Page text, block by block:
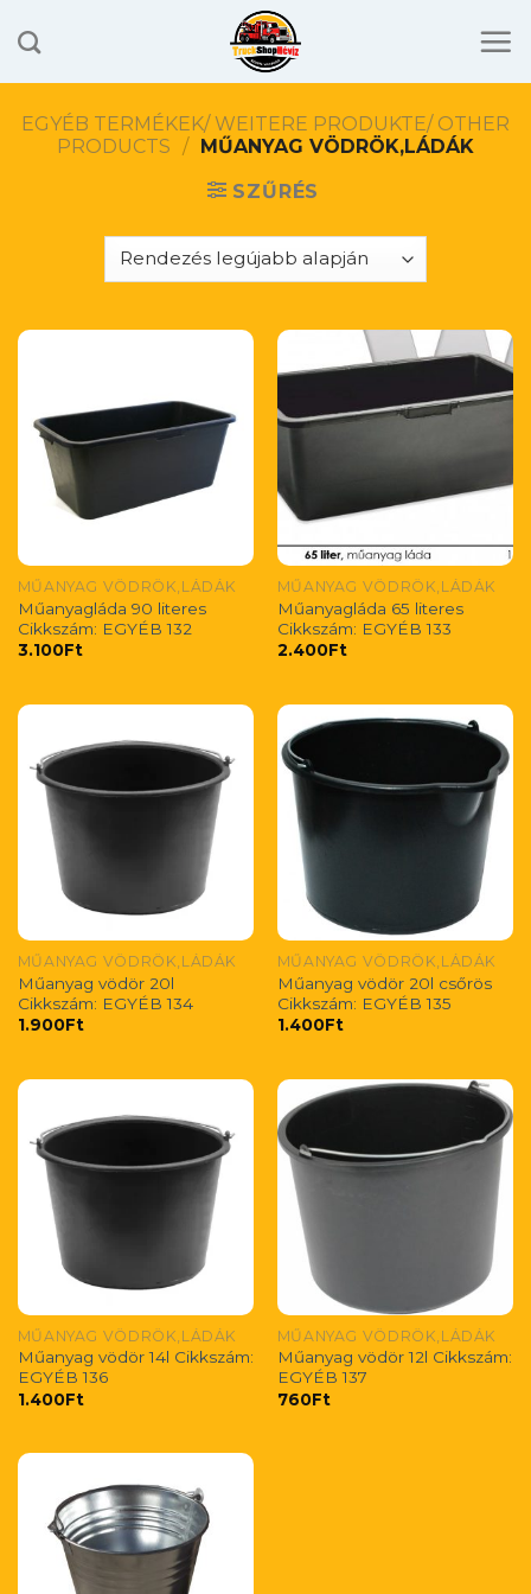
to
EGYÉB TERMÉKEK/ WEITERE PRODUKTE/ OTHER
PRODUCTS / MŰANYAG VÖDRÖK,LÁDÁK
SZŰRÉS
MŰANYAG VÖDRÖK,LÁDÁK
Műanyagláda 90 literes
Cikkszám: EGYÉB 132
3.100Ft
MŰANYAG VÖDRÖK,LÁDÁK
Műanyagláda 65 literes
Cikkszám: EGYÉB 133
2.400Ft
MŰANYAG VÖDRÖK,LÁDÁK
Műanyag vödör 20l
Cikkszám: EGYÉB 134
1.900Ft
MŰANYAG VÖDRÖK,LÁDÁK
Műanyag vödör 20l csőrös
Cikkszám: EGYÉB 135
1.400Ft
MŰANYAG VÖDRÖK,LÁDÁK
Műanyag vödör 14l Cikkszám:
EGYÉB 136
1.400Ft
MŰANYAG VÖDRÖK,LÁDÁK
Műanyag vödör 12l Cikkszám:
EGYÉB 137
760Ft